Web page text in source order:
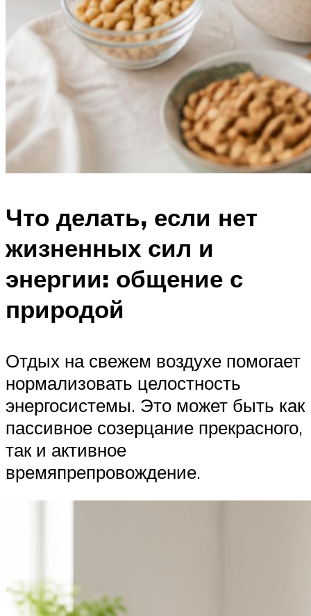
Что делать, если нет
жизненных сил и
энергии: общение с
природой
Отдых на свежем воздухе помогает
нормализовать целостность
энергосистемы. Это может быть как
пассивное созерцание прекрасного,
так и активное
времяпрепровождение.